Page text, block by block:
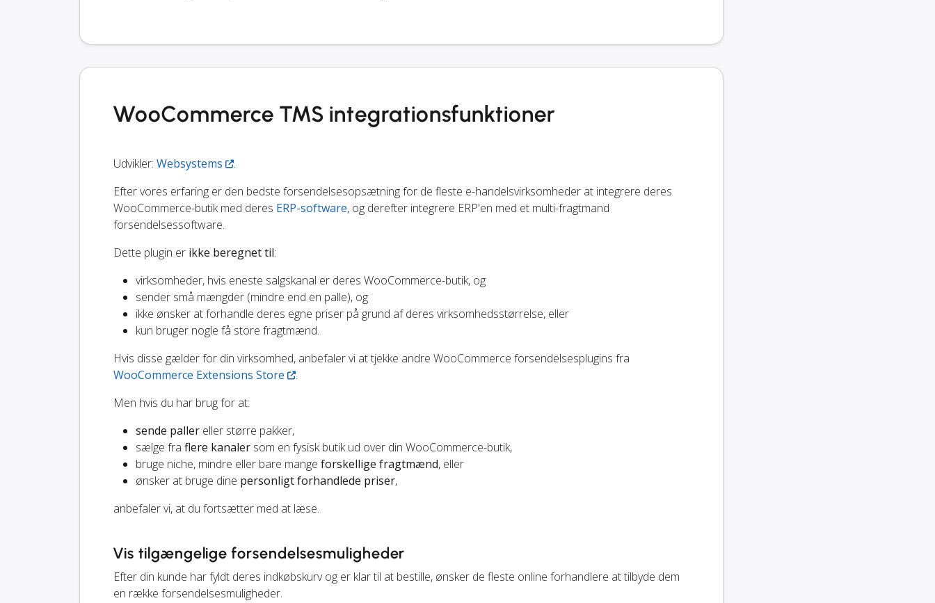
WooCommerce TMS integrationsfunktioner
Udvikler: Websystems
.
Efter vores erfaring er den bedste forsendelsesopsætning for de fleste e-handelsvirksomheder at integrere deres
WooCommerce-butik med deres ERP-software, og derefter integrere ERP'en med et multi-fragtmand
forsendelsessoftware.
Dette plugin er ikke beregnet til:
virksomheder, hvis eneste salgskanal er deres WooCommerce-butik, og
sender små mængder (mindre end en palle), og
ikke ønsker at forhandle deres egne priser på grund af deres virksomhedsstørrelse, eller
kun bruger nogle få store fragtmænd.
Hvis disse gælder for din virksomhed, anbefaler vi at tjekke andre WooCommerce forsendelsesplugins fra
WooCommerce Extensions Store
.
Men hvis du har brug for at:
sende paller eller større pakker,
sælge fra flere kanaler som en fysisk butik ud over din WooCommerce-butik,
bruge niche, mindre eller bare mange forskellige fragtmænd, eller
ønsker at bruge dine personligt forhandlede priser,
anbefaler vi, at du fortsætter med at læse.
Vis tilgængelige forsendelsesmuligheder
Efter din kunde har fyldt deres indkøbskurv og er klar til at bestille, ønsker de fleste online forhandlere at tilbyde dem
en række forsendelsesmuligheder.